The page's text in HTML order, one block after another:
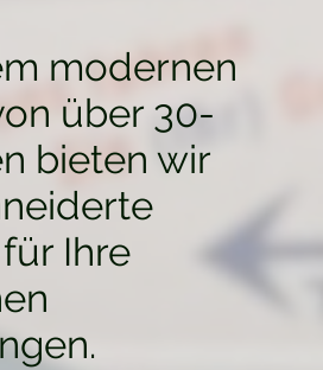
modernen
über 30-
bieten wir
Ihre